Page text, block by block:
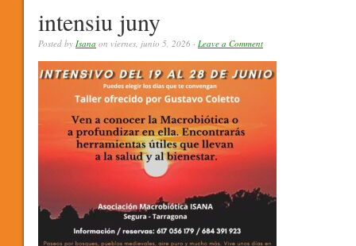
intensiu juny
Posted by Isana on viernes, junio 5, 2026 · Leave a Comment